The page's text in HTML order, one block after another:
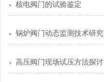
核电阀门的试验鉴定
锅炉阀门动态监测技术研究
高压阀门现场试压方法探讨